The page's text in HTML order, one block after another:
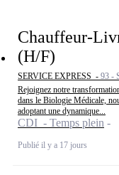
Chauffeur-
(H/F)
SERVICE EXPRESS - 93 -
Rejoignez notre
dans le Biologie Médicale,
adoptant une dynamique...
CDI - Temps plein
Publié il y a 17 jours